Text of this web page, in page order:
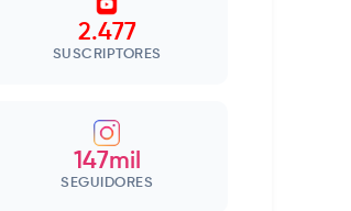
de
2.477
SUSCRIPTORES
147mil
SEGUIDORES